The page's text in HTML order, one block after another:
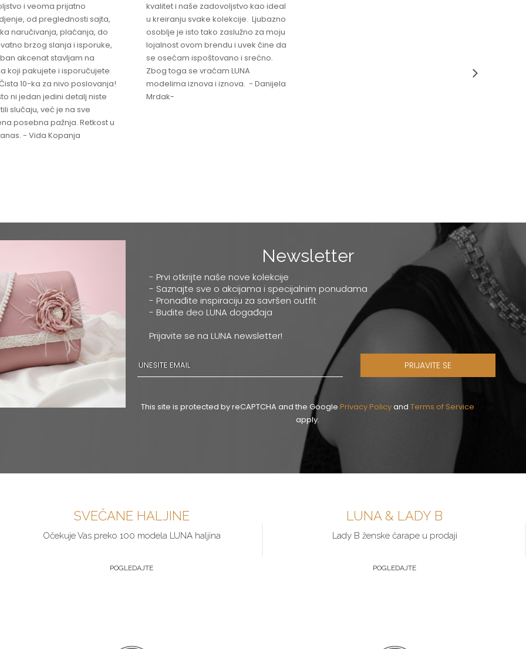
i veoma prijatno
od preglednosti sajta,
naručivanja, plaćanja, do
brzog slanja i isporuke,
akcenat stavljam na
koji pakujete i isporučujete
10-ka za nivo poslovanja!
ni jedan jedini detalj niste
slučaju, već je na sve
posebna pažnja. Retkost u
- Vida Kopanja
kvalitet i naše zadovoljstvo kao ideal
u kreiranju svake kolekcije. Ljubazno
osoblje je isto tako zaslužno za moju
lojalnost ovom brendu i uvek čine da
se osećam ispoštovano i srećno.
Zbog toga se vraćam LUNA
modelima iznova i iznova. - Danijela
Mrdak-
Newsletter
- Prvi otkrijte naše nove kolekcije
- Saznajte sve o akcijama i specijalnim ponudama
- Pronađite inspiraciju za savršen outfit
- Budite deo LUNA događaja
Prijavite se na LUNA newsletter!
PRIJAVITE SE
This site is protected by reCAPTCHA and the Google Privacy Policyand Terms of Service
apply.
SVEČANE HALJINE
Očekuje Vas preko 100 modela LUNA haljina
POGLEDAJTE
LUNA & LADY B
Lady B ženske čarape u prodaji
POGLEDAJTE